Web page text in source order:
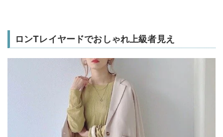
ロンTレイヤードでおしゃれ上級者見え